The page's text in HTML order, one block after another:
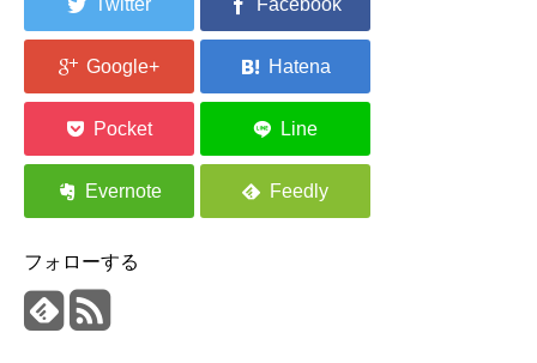
フォローする